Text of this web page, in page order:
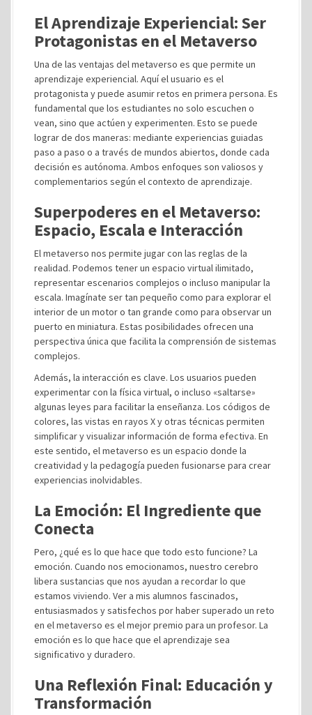
El Aprendizaje Experiencial: Ser
Protagonistas en el Metaverso
Una de las ventajas del metaverso es que permite un
aprendizaje experiencial. Aquí el usuario es el
protagonista y puede asumir retos en primera persona. Es
fundamental que los estudiantes no solo escuchen o
vean, sino que actúen y experimenten. Esto se puede
lograr de dos maneras: mediante experiencias guiadas
paso a paso o a través de mundos abiertos, donde cada
decisión es autónoma. Ambos enfoques son valiosos y
complementarios según el contexto de aprendizaje.
Superpoderes en el Metaverso:
Espacio, Escala e Interacción
El metaverso nos permite jugar con las reglas de la
realidad. Podemos tener un espacio virtual ilimitado,
representar escenarios complejos o incluso manipular la
escala. Imagínate ser tan pequeño como para explorar el
interior de un motor o tan grande como para observar un
puerto en miniatura. Estas posibilidades ofrecen una
perspectiva única que facilita la comprensión de sistemas
complejos.
Además, la interacción es clave. Los usuarios pueden
experimentar con la física virtual, o incluso «saltarse»
algunas leyes para facilitar la enseñanza. Los códigos de
colores, las vistas en rayos X y otras técnicas permiten
simplificar y visualizar información de forma efectiva. En
este sentido, el metaverso es un espacio donde la
creatividad y la pedagogía pueden fusionarse para crear
experiencias inolvidables.
La Emoción: El Ingrediente que
Conecta
Pero, ¿qué es lo que hace que todo esto funcione? La
emoción. Cuando nos emocionamos, nuestro cerebro
libera sustancias que nos ayudan a recordar lo que
estamos viviendo. Ver a mis alumnos fascinados,
entusiasmados y satisfechos por haber superado un reto
en el metaverso es el mejor premio para un profesor. La
emoción es lo que hace que el aprendizaje sea
significativo y duradero.
Una Reflexión Final: Educación y
Transformación